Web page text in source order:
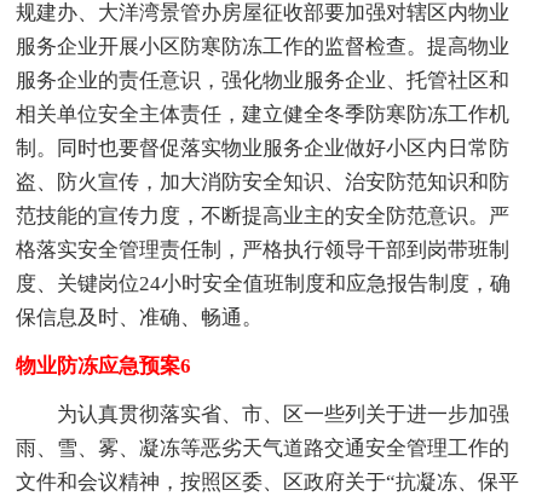
规建办、大洋湾景管办房屋征收部要加强对辖区内物业
服务企业开展小区防寒防冻工作的监督检查。提高物业
服务企业的责任意识，强化物业服务企业、托管社区和
相关单位安全主体责任，建立健全冬季防寒防冻工作机
制。同时也要督促落实物业服务企业做好小区内日常防
盗、防火宣传，加大消防安全知识、治安防范知识和防
范技能的宣传力度，不断提高业主的安全防范意识。严
格落实安全管理责任制，严格执行领导干部到岗带班制
度、关键岗位24小时安全值班制度和应急报告制度，确
保信息及时、准确、畅通。
物业防冻应急预案6
为认真贯彻落实省、市、区一些列关于进一步加强
雨、雪、雾、凝冻等恶劣天气道路交通安全管理工作的
文件和会议精神，按照区委、区政府关于“抗凝冻、保平